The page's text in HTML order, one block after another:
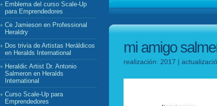
Emblema del curso Scale-Up
para Emprendedores
Ce Jamieson en Professional
Heraldry
Dos trivia de Artistas Heráldicos
en Heralds International
Heraldic Artist Dr. Antonio
Salmeron en Heralds
International
Curso Scale-Up para
Emprendedores
mi amigo
realización: 2017 |